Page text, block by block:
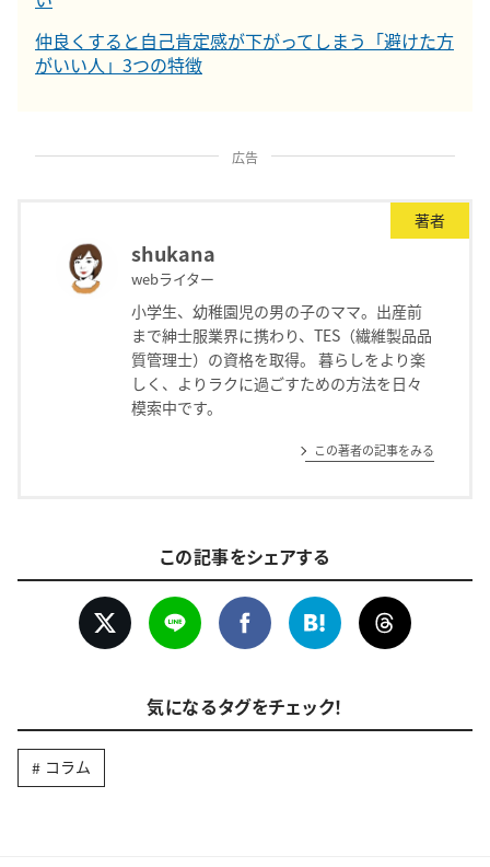
仲良くすると自己肯定感が下がってしまう「避けた方
がいい人」3つの特徴
広告
著者
shukana
webライター
小学生、幼稚園児の男の子のママ。出産前
まで紳士服業界に携わり、TES（繊維製品品
質管理士）の資格を取得。 暮らしをより楽
しく、よりラクに過ごすための方法を日々
模索中です。
この著者の記事をみる
この記事をシェアする
気になるタグをチェック！
コラム